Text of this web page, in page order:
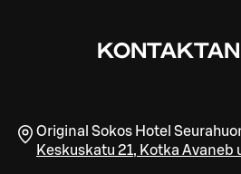
Original Sokos Hotel
Keskuskatu 21, Kotka Avaneb